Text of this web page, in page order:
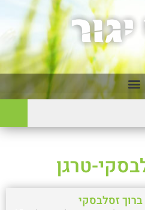
טרגן
ברוך זסלבסקי